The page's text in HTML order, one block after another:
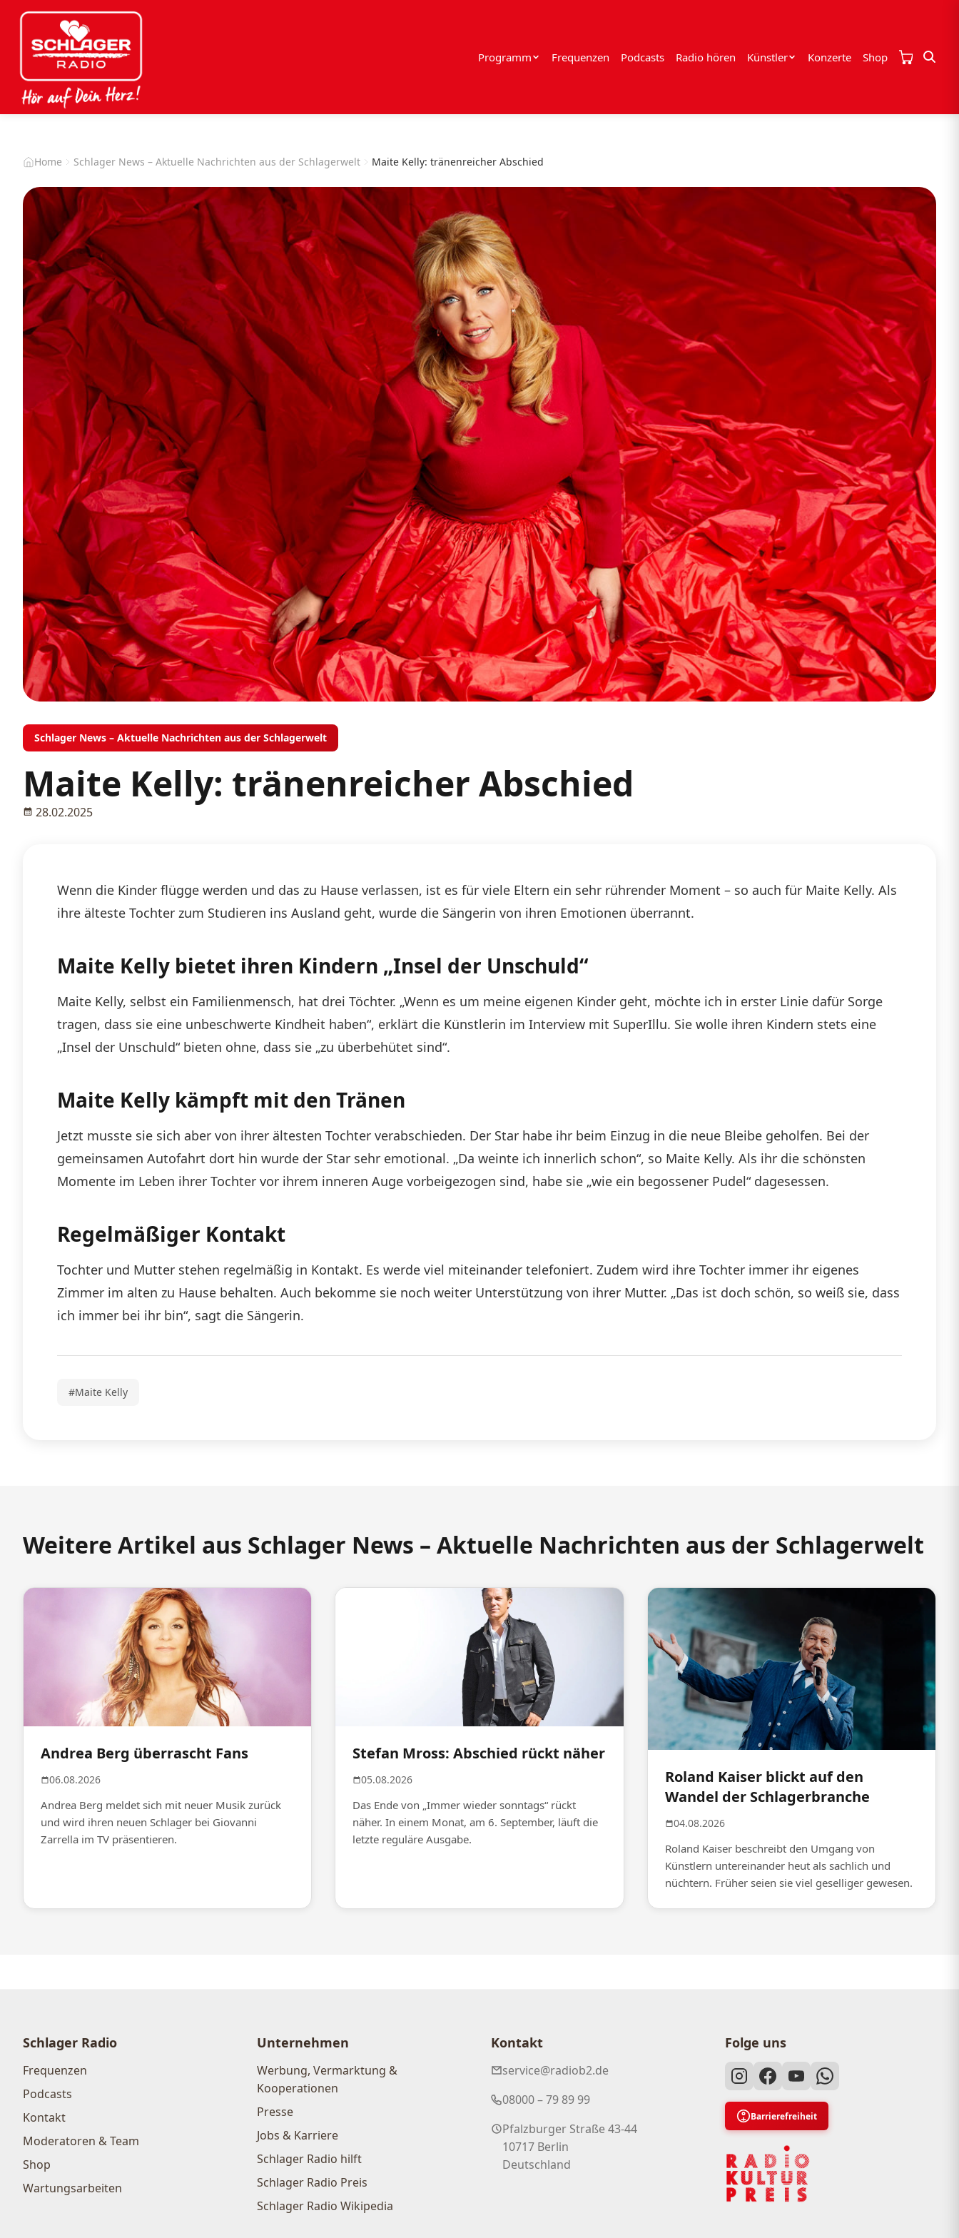
Programm Frequenzen Podcasts Radio hören Künstler Konzerte Shop
Home Schlager News – Aktuelle Nachrichten aus der Schlagerwelt Maite Kelly: tränenreicher Abschied
Schlager News – Aktuelle Nachrichten aus der Schlagerwelt
Maite Kelly: tränenreicher Abschied
28.02.2025
Wenn die Kinder flügge werden und das zu Hause verlassen, ist es für viele Eltern ein sehr rührender Moment – so auch für Maite Kelly. Als
ihre älteste Tochter zum Studieren ins Ausland geht, wurde die Sängerin von ihren Emotionen überrannt.
Maite Kelly bietet ihren Kindern „Insel der Unschuld“
Maite Kelly, selbst ein Familienmensch, hat drei Töchter. „Wenn es um meine eigenen Kinder geht, möchte ich in erster Linie dafür Sorge
tragen, dass sie eine unbeschwerte Kindheit haben“, erklärt die Künstlerin im Interview mit SuperIllu. Sie wolle ihren Kindern stets eine
„Insel der Unschuld“ bieten ohne, dass sie „zu überbehütet sind“.
Maite Kelly kämpft mit den Tränen
Jetzt musste sie sich aber von ihrer ältesten Tochter verabschieden. Der Star habe ihr beim Einzug in die neue Bleibe geholfen. Bei der
gemeinsamen Autofahrt dort hin wurde der Star sehr emotional. „Da weinte ich innerlich schon“, so Maite Kelly. Als ihr die schönsten
Momente im Leben ihrer Tochter vor ihrem inneren Auge vorbeigezogen sind, habe sie „wie ein begossener Pudel“ dagesessen.
Regelmäßiger Kontakt
Tochter und Mutter stehen regelmäßig in Kontakt. Es werde viel miteinander telefoniert. Zudem wird ihre Tochter immer ihr eigenes
Zimmer im alten zu Hause behalten. Auch bekomme sie noch weiter Unterstützung von ihrer Mutter. „Das ist doch schön, so weiß sie, dass
ich immer bei ihr bin“, sagt die Sängerin.
#Maite Kelly
Weitere Artikel aus Schlager News – Aktuelle Nachrichten aus der Schlagerwelt
Andrea Berg überrascht Fans
06.08.2026
Andrea Berg meldet sich mit neuer Musik zurück
und wird ihren neuen Schlager bei Giovanni
Zarrella im TV präsentieren.
Stefan Mross: Abschied rückt näher
05.08.2026
Das Ende von „Immer wieder sonntags“ rückt
näher. In einem Monat, am 6. September, läuft die
letzte reguläre Ausgabe.
Roland Kaiser blickt auf den
Wandel der Schlagerbranche
04.08.2026
Roland Kaiser beschreibt den Umgang von
Künstlern untereinander heut als sachlich und
nüchtern. Früher seien sie viel geselliger gewesen.
Schlager Radio
Frequenzen
Podcasts
Kontakt
Moderatoren & Team
Shop
Wartungsarbeiten
Unternehmen
Werbung, Vermarktung &
Kooperationen
Presse
Jobs & Karriere
Schlager Radio hilft
Schlager Radio Preis
Schlager Radio Wikipedia
Kontakt
service@radiob2.de
08000 – 79 89 99
Pfalzburger Straße 43-44
10717 Berlin
Deutschland
Folge uns
Barrierefreiheit